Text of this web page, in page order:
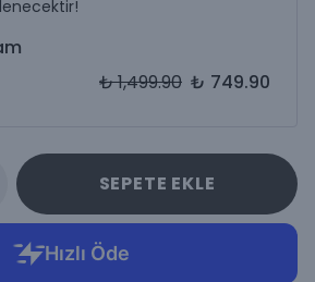
₺ 1,499.90 ₺ 749.90
SEPETE EKLE